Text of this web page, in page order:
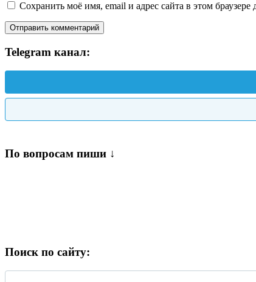
Сохранить моё имя, email и адрес сайта в этом
Telegram канал:
По вопросам пиши ↓
Поиск по сайту: